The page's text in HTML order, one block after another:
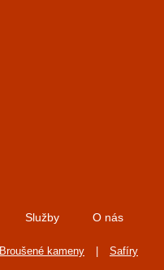
Služby O nás
Broušené kameny Safíry